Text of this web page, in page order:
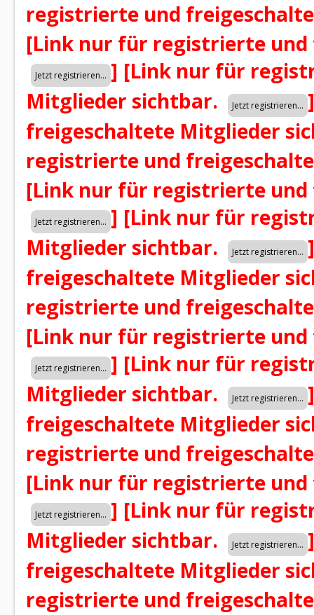
registrierte und
[Link nur für registrierte
] [Link nur für
Mitglieder sichtbar.
]
freigeschaltete Mitglieder
registrierte und
[Link nur für registrierte
] [Link nur für
Mitglieder sichtbar.
]
freigeschaltete Mitglieder
registrierte und
[Link nur für registrierte
] [Link nur für
Mitglieder sichtbar.
]
freigeschaltete Mitglieder
registrierte und
[Link nur für registrierte
] [Link nur für
Mitglieder sichtbar.
]
freigeschaltete Mitglieder
registrierte und